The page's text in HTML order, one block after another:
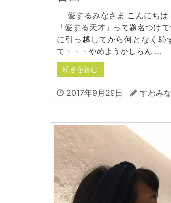
愛するみなさま こんにち
「愛する天才」って題名つけ
に引っ越してから何となく恥
て・・・やめようかしらん …
続きを読む
2017年9月29日 すわみ